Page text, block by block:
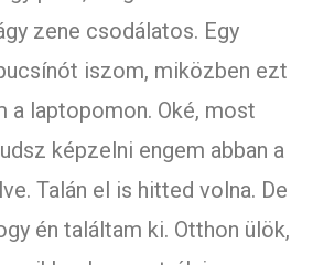
zene csodálatos. Egy
iszom, miközben ezt
a laptopomon. Oké, most
képzelni engem abban a
Talán el is hitted volna. De
én találtam ki. Otthon ülök,